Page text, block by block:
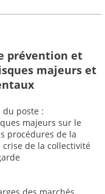
prévention et
majeurs et
poste :
majeurs sur le
procédures de la
de la collectivité